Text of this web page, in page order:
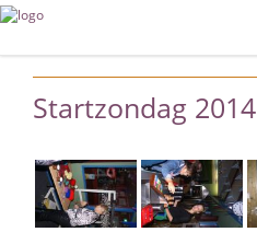
Startzondag 2014